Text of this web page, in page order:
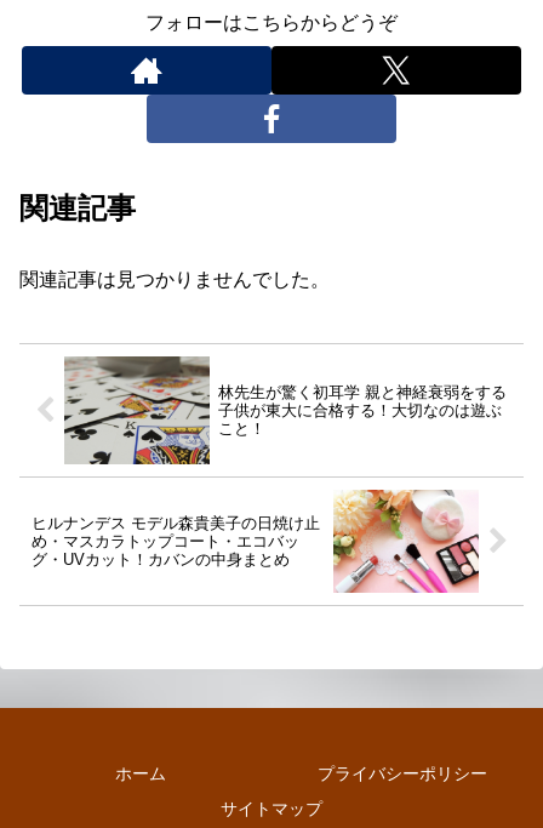
フォローはこちらからどうぞ
関連記事
関連記事は見つかりませんでした。
林先生が驚く初耳学 親と神経衰弱をする
子供が東大に合格する！大切なのは遊ぶ
こと！
ヒルナンデス モデル森貴美子の日焼け止
め・マスカラトップコート・エコバッ
グ・UVカット！カバンの中身まとめ
ホーム
プライバシーポリシー
サイトマップ